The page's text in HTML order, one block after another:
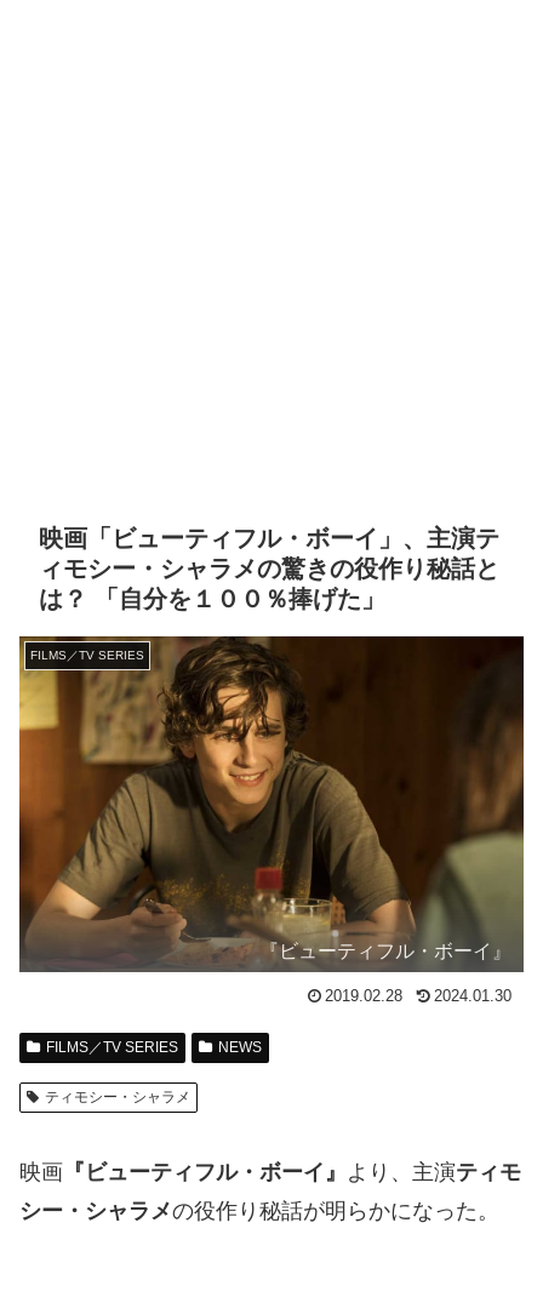
映画「ビューティフル・ボーイ」、主演テ
ィモシー・シャラメの驚きの役作り秘話と
は？ 「自分を１００％捧げた」
FILMS／TV SERIES
『ビューティフル・ボーイ』
2019.02.28 2024.01.30
FILMS／TV SERIES NEWS
ティモシー・シャラメ
映画 『ビューティフル・ボーイ』 より、主演ティモ
シー・シャラメの役作り秘話が明らかになった。